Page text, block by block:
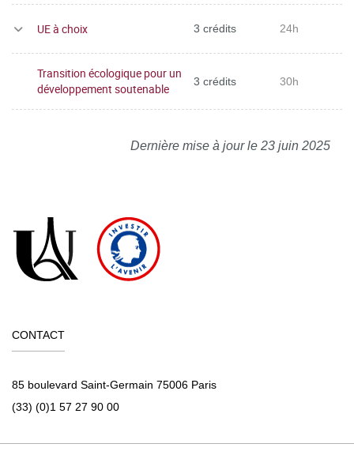
UE à choix 3 crédits 24h
Transition écologique pour un
développement soutenable
3 crédits 30h
Dernière mise à jour le 23 juin 2025
CONTACT
85 boulevard Saint-Germain 75006 Paris
(33) (0)1 57 27 90 00